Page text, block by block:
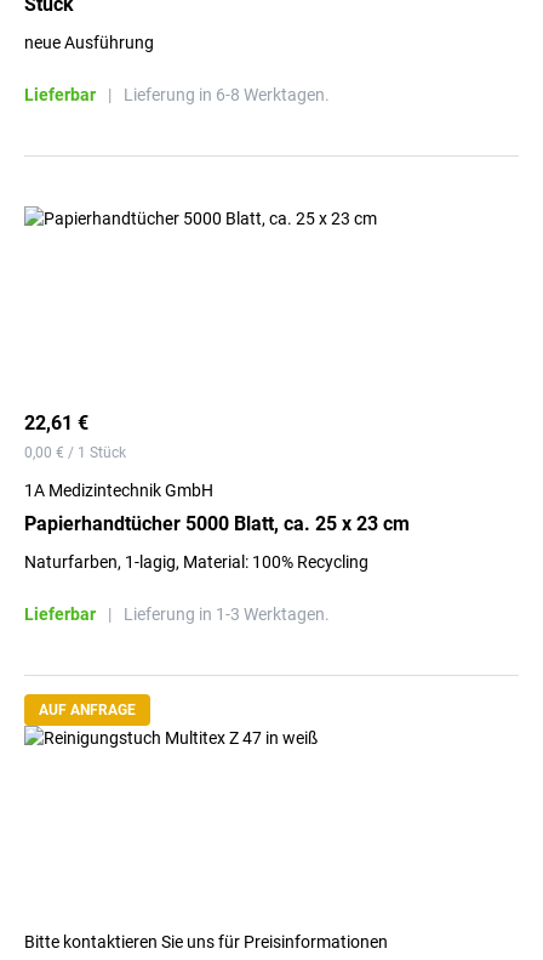
neue Ausführung
Lieferbar | Lieferung in 6-8 Werktagen.
22,61 €
0,00 € / 1 Stück
1A Medizintechnik GmbH
Papierhandtücher 5000 Blatt, ca. 25 x 23 cm
Naturfarben, 1-lagig, Material: 100% Recycling
Lieferbar | Lieferung in 1-3 Werktagen.
AUF ANFRAGE
Bitte kontaktieren Sie uns für Preisinformationen